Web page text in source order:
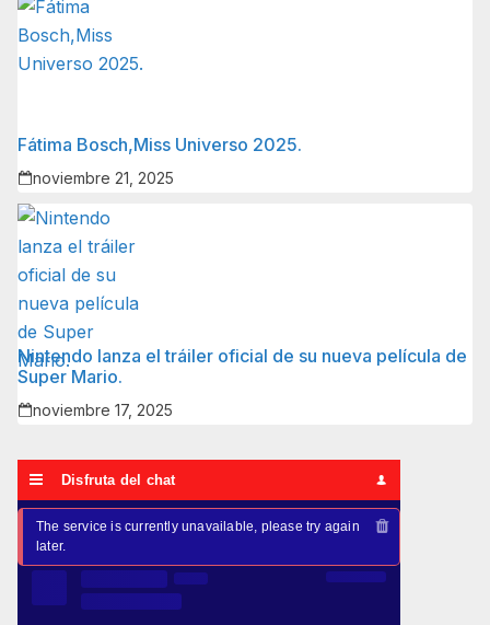
Fátima Bosch,Miss Universo 2025.
noviembre 21, 2025
Nintendo lanza el tráiler oficial de su nueva película de
Super Mario.
noviembre 17, 2025